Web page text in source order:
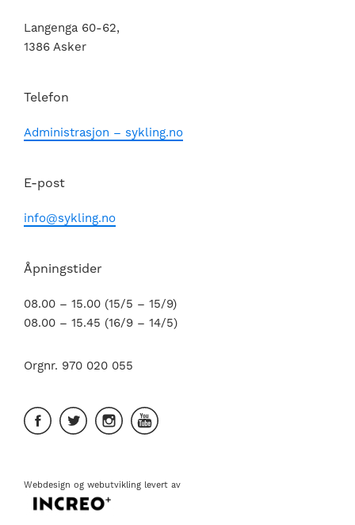
Langenga 60-62,
1386 Asker
Telefon
Administrasjon – sykling.no
E-post
info@sykling.no
Åpningstider
08.00 – 15.00 (15/5 – 15/9)
08.00 – 15.45 (16/9 – 14/5)
Orgnr. 970 020 055
Webdesign og webutvikling levert av